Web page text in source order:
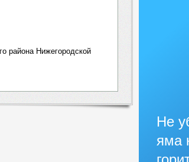
района Нижегородской
Не
яма